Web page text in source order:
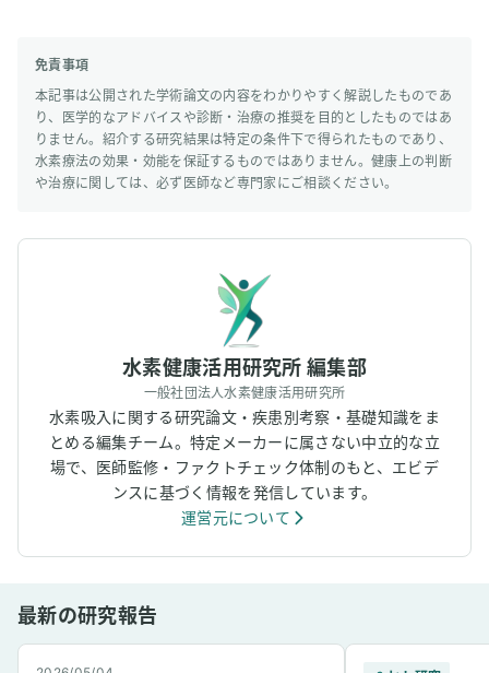
免責事項
本記事は公開された学術論文の内容をわかりやすく解説したものであ
り、医学的なアドバイスや診断・治療の推奨を目的としたものではあ
りません。紹介する研究結果は特定の条件下で得られたものであり、
水素療法の効果・効能を保証するものではありません。健康上の判断
や治療に関しては、必ず医師など専門家にご相談ください。
水素健康活用研究所 編集部
一般社団法人水素健康活用研究所
水素吸入に関する研究論文・疾患別考察・基礎知識をま
とめる編集チーム。特定メーカーに属さない中立的な立
場で、医師監修・ファクトチェック体制のもと、エビデ
ンスに基づく情報を発信しています。
運営元について
最新の研究報告